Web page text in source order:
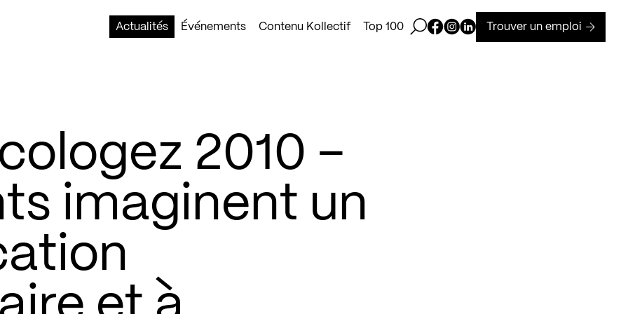
Actualités
Événements Contenu Kollectif Top 100 Ouvrir la barre de recherche
Page Facebook de Kollectif
Page Instagram de Kollectif
Page Linkedin de Kollectif
Trouver un emploi
2010 –
imaginent un